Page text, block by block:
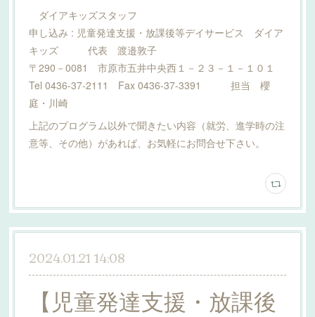
ダイアキッズスタッフ
申し込み : 児童発達支援・放課後等デイサービス ダイア
キッズ 代表 渡邉敦子
〒290－0081 市原市五井中央西１－２３－１－１０１
Tel 0436-37-2111 Fax 0436-37-3391 担当 櫻
庭・川崎
上記のプログラム以外で聞きたい内容（就労、進学時の注
意等、その他）があれば、お気軽にお問合せ下さい。
2024.01.21 14:08
【児童発達支援・放課後